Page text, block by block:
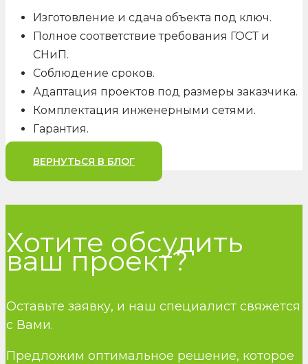
Изготовление и сдача объекта под ключ.
Полное соответствие требования ГОСТ и
СНиП.
Соблюдение сроков.
Адаптация проектов под размеры заказчика.
Комплектация инженерными сетями.
Гарантия.
ВЕРНУТЬСЯ В БЛОГ
Хотите обсудить
ваш проект?
Оставьте заявку, и наш специалист свяжется
с Вами.
Предложим оптимальное решение, которое